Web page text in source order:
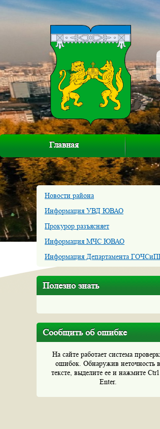
Главная
Новости района
Информация УВД ЮВАО
Прокурор разъясняет
Информация МЧС ЮВАО
Информация Департамента
Полезно знать
Сообщить об ошибке
На сайте работает система
ошибок. Обнаружив неточность в
тексте, выделите ее и нажмите
Enter.